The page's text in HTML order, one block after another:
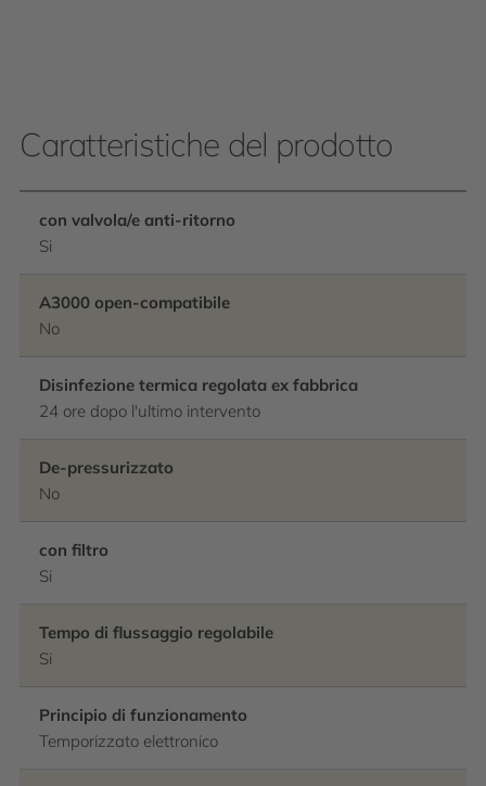
Caratteristiche del prodotto
con valvola/e anti-ritorno
Si
A3000 open-compatibile
No
Disinfezione termica regolata ex fabbrica
24 ore dopo l'ultimo intervento
De-pressurizzato
No
con filtro
Si
Tempo di flussaggio regolabile
Si
Principio di funzionamento
Temporizzato elettronico